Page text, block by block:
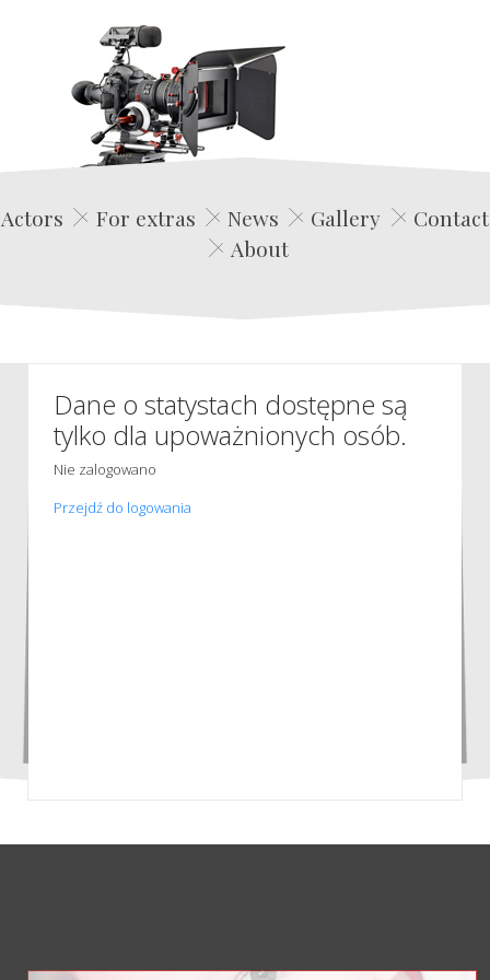
Edwin Film Agencja Aktorska
Actors For extras News Gallery
Contact
About
Dane o statystach dostępne są
tylko dla upoważnionych osób.
Nie zalogowano
Przejdź do logowania